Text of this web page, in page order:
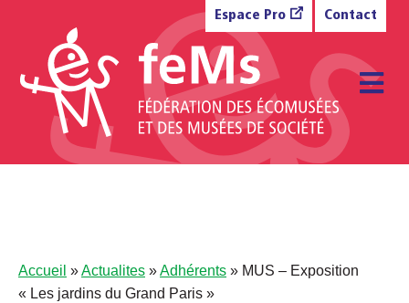
Espace Pro Contact
Accueil »Actualites »Adhérents » MUS – Exposition
« Les jardins du Grand Paris »